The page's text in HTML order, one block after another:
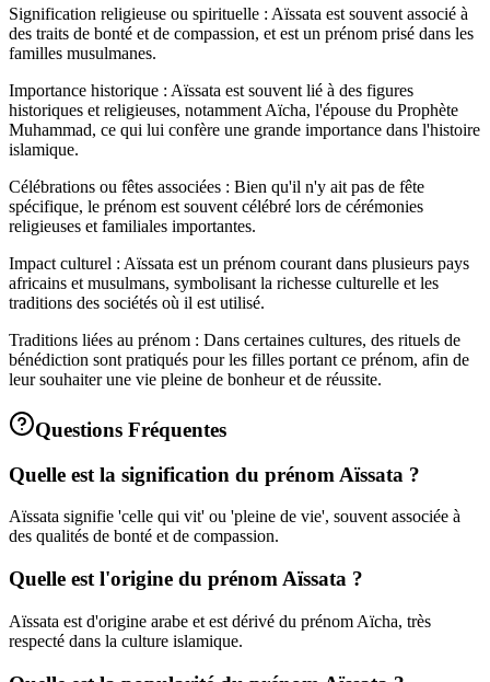
Signification religieuse ou spirituelle : Aïssata est souvent associé à
des traits de bonté et de compassion, et est un prénom prisé dans les
familles musulmanes.
Importance historique : Aïssata est souvent lié à des figures
historiques et religieuses, notamment Aïcha, l'épouse du Prophète
Muhammad, ce qui lui confère une grande importance dans l'histoire
islamique.
Célébrations ou fêtes associées : Bien qu'il n'y ait pas de fête
spécifique, le prénom est souvent célébré lors de cérémonies
religieuses et familiales importantes.
Impact culturel : Aïssata est un prénom courant dans plusieurs pays
africains et musulmans, symbolisant la richesse culturelle et les
traditions des sociétés où il est utilisé.
Traditions liées au prénom : Dans certaines cultures, des rituels de
bénédiction sont pratiqués pour les filles portant ce prénom, afin de
leur souhaiter une vie pleine de bonheur et de réussite.
Questions Fréquentes
Quelle est la signification du prénom Aïssata ?
Aïssata signifie 'celle qui vit' ou 'pleine de vie', souvent associée à
des qualités de bonté et de compassion.
Quelle est l'origine du prénom Aïssata ?
Aïssata est d'origine arabe et est dérivé du prénom Aïcha, très
respecté dans la culture islamique.